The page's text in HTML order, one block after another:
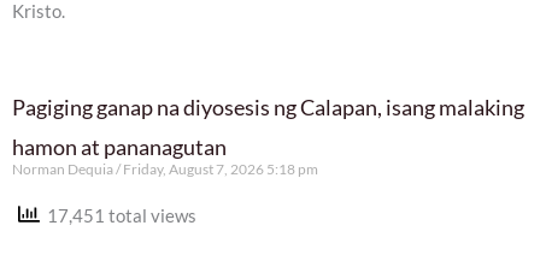
Kristo.
Pagiging ganap na diyosesis ng Calapan, isang malaking
hamon at pananagutan
Norman Dequia Friday, August 7, 2026 5:18 pm
17,451 total views